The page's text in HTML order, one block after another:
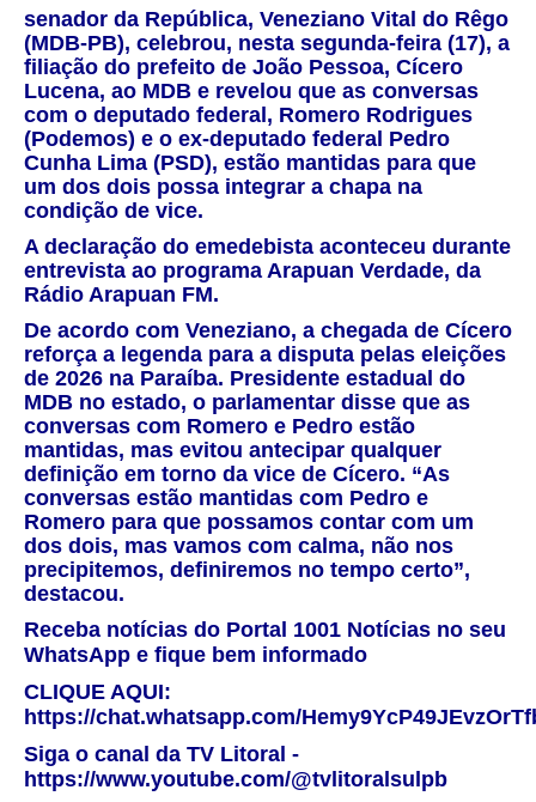
senador da República, Veneziano Vital do Rêgo
(MDB-PB), celebrou, nesta segunda-feira (17), a
filiação do prefeito de João Pessoa, Cícero
Lucena, ao MDB e revelou que as conversas
com o deputado federal, Romero Rodrigues
(Podemos) e o ex-deputado federal Pedro
Cunha Lima (PSD), estão mantidas para que
um dos dois possa integrar a chapa na
condição de vice.
A declaração do emedebista aconteceu durante
entrevista ao programa Arapuan Verdade, da
Rádio Arapuan FM.
De acordo com Veneziano, a chegada de Cícero
reforça a legenda para a disputa pelas eleições
de 2026 na Paraíba. Presidente estadual do
MDB no estado, o parlamentar disse que as
conversas com Romero e Pedro estão
mantidas, mas evitou antecipar qualquer
definição em torno da vice de Cícero. “As
conversas estão mantidas com Pedro e
Romero para que possamos contar com um
dos dois, mas vamos com calma, não nos
precipitemos, definiremos no tempo certo”,
destacou.
Receba notícias do Portal 1001 Notícias no seu
WhatsApp e fique bem informado
CLIQUE AQUI:
https://chat.whatsapp.com/
Siga o canal da TV Litoral -
https://www.youtube.com/@tvlitoralsulpb